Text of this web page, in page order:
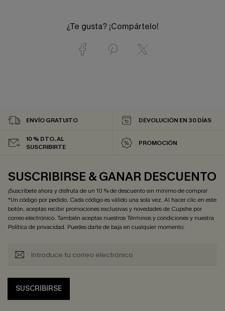
¿Te gusta? ¡Compártelo!
ENVÍO GRATUITO DEVOLUCIÓN EN 30 DÍAS
10 % DTO. AL
SUSCRIBIRTE
PROMOCIÓN
SUSCRIBIRSE & GANAR DESCUENTO
¡Suscríbete ahora y disfruta de un 10 % de descuento sin mínimo de compra!
*Un código por pedido. Cada código es válido una sola vez. Al hacer clic en este
botón, aceptas recibir promociones exclusivas y novedades de Cupshe por
correo electrónico. También aceptas nuestrosTérminos y condicionesy nuestra
Política de privacidad. Puedes darte de baja en cualquier momento.
SUSCRIBIRSE